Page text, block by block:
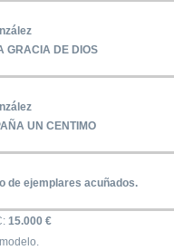
GRACIA DE DIOS
UN CENTIMO
de ejemplares acuñados.
15.000 €